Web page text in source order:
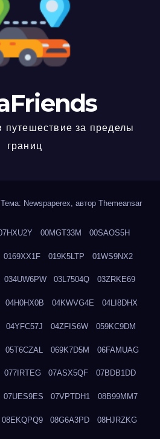
путешествие за пределы
границ
Тема: Newspaperex, автор Themeansar
00MGT33M 00SAOS5H
0169XX1F 019K5LTP 01WS9NX2
034UW6PW 03L7504Q 03ZRKE69
04H0HX0B 04KWVG4E 04LI8DHX
04YFC57J 04ZFIS6W 059KC9DM
05T6CZAL 069K7D5M 06FAMUAG
077IRTEG 07ASX5QF 07BDB1DD
07UES9ES 07VPTDH1 08B99MM7
08EKQPQ9 08G6A3PD 08HJRZKG